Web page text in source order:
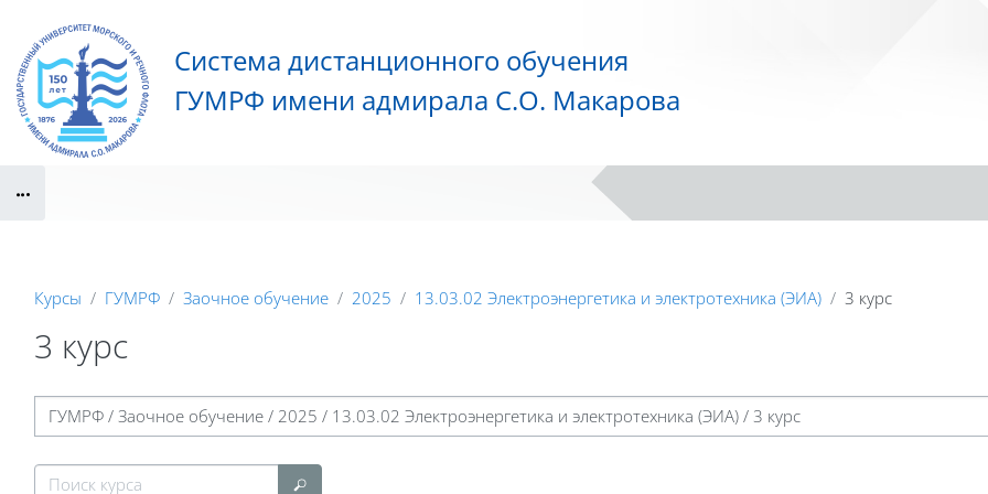
Система дистанционного обучения
ГУМРФ имени адмирала С.О. Макарова
Курсы ГУМРФ Заочное обучение 2025 13.03.02 Электроэнергетика и электротехника (ЭИА) 3 курс
3 курс
Блоки
Категории курсов
Поиск курса